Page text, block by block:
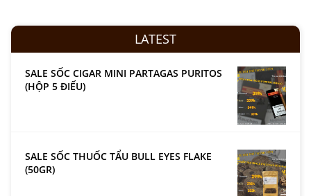
LATEST
SALE SỐC CIGAR MINI PARTAGAS PURITOS
(HỘP 5 ĐIẾU)
SALE SỐC THUỐC TẨU BULL EYES FLAKE
(50GR)